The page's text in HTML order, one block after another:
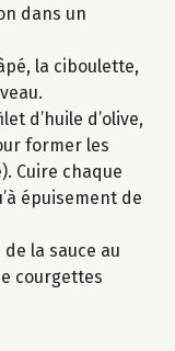
dans un
la ciboulette,
d’huile d’olive,
former les
Cuire chaque
épuisement de
la sauce au
courgettes